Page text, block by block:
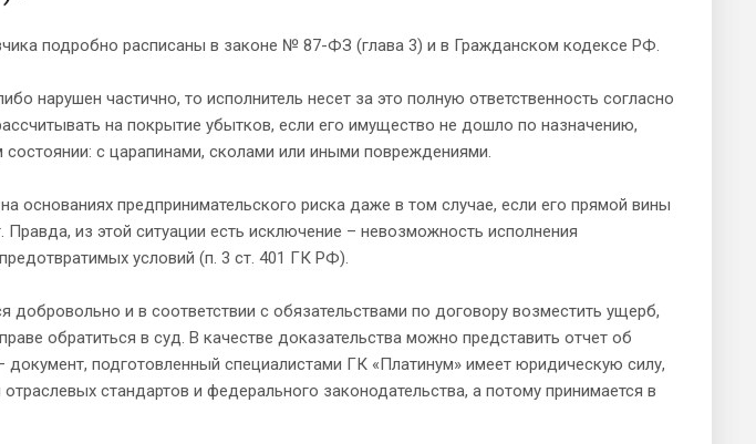
подробно расписаны в законе № 87-ФЗ (глава 3) и в Гражданском кодексе РФ.
нарушен частично, то исполнитель несет за это полную ответственность согласно
на покрытие убытков, если его имущество не дошло по назначению,
с царапинами, сколами или иными повреждениями.
основаниях предпринимательского риска даже в том случае, если его прямой вины
из этой ситуации есть исключение – невозможность исполнения
условий (п. 3 ст. 401 ГК РФ).
добровольно и в соответствии с обязательствами по договору возместить ущерб,
обратиться в суд. В качестве доказательства можно представить отчет об
подготовленный специалистами ГК «Платинум» имеет юридическую силу,
стандартов и федерального законодательства, а потому принимается в